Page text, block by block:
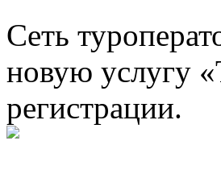
Сеть
новую услугу
регистрации.